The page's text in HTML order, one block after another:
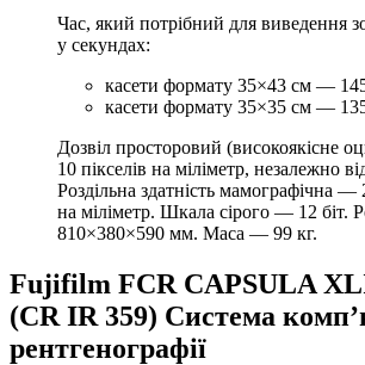
Час, який потрібний для виведення
у секундах:
касети формату 35×43 см —
касети формату 35×35 см —
Дозвіл просторовий (високоякісне
10 пікселів на міліметр, незалежно
Роздільна здатність мамографічна —
на міліметр. Шкала сірого — 12 біт.
810×380×590 мм. Маса — 99 кг.
Fujifilm FCR CAPSULA
(CR IR 359) Система
рентгенографії